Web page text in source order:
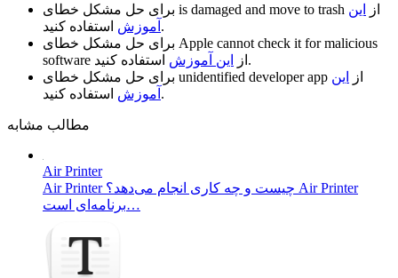
is damaged and move to trash از
این
آموزش استفاده کنید.
Apple cannot check it for malicious
software
از این آموزش
استفاده کنید.
unidentified developer app از
این
آموزش استفاده کنید.
مطالب مشابه
Air Printer
Air Printer چیست و چه کاری انجام می‌دهد؟ Air Printer
برنامه‌ای است…